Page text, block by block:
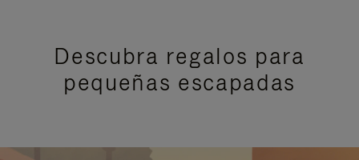
Descubra regalos para
pequeñas escapadas